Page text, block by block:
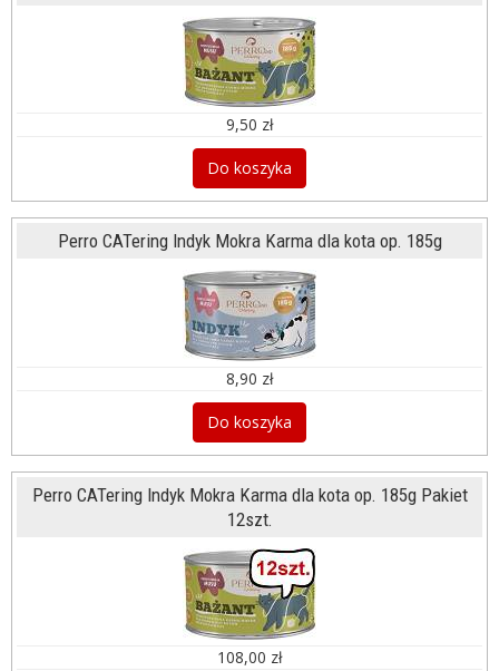
9,50 zł
Do koszyka
Perro CATering Indyk Mokra Karma dla kota op. 185g
8,90 zł
Do koszyka
Perro CATering Indyk Mokra Karma dla kota op. 185g Pakiet
12szt.
108,00 zł